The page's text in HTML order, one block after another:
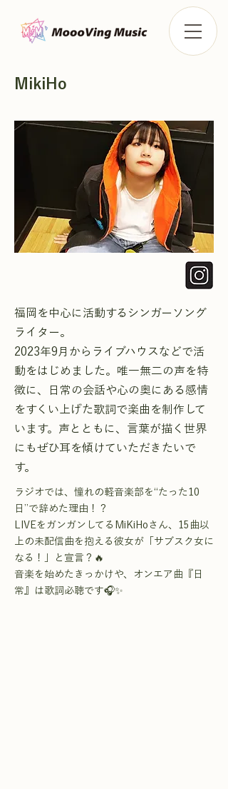
福岡を中心に活動するシンガーソング
ライター。
2023年9月からライブハウスなどで活
動をはじめました。唯一無二の声を特
徴に、日常の会話や心の奥にある感情
をすくい上げた歌詞で楽曲を制作して
います。声とともに、言葉が描く世界
にもぜひ耳を傾けていただきたいで
す。
ラジオでは、憧れの軽音楽部を“たった10
日”で辞めた理由！？
LIVEをガンガンしてるMiKiHoさん、15曲以
上の未配信曲を抱える彼女が「サブスク女に
なる！」と宣言？🔥
音楽を始めたきっかけや、オンエア曲『日
常』は歌詞必聴です🎧✨
MikiHo